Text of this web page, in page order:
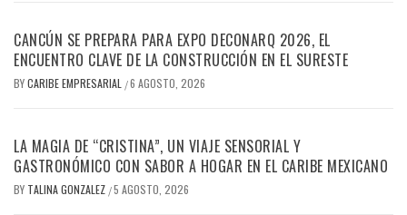
CANCÚN SE PREPARA PARA EXPO DECONARQ 2026, EL
ENCUENTRO CLAVE DE LA CONSTRUCCIÓN EN EL SURESTE
BYCARIBE EMPRESARIAL /6 AGOSTO, 2026
LA MAGIA DE “CRISTINA”, UN VIAJE SENSORIAL Y
GASTRONÓMICO CON SABOR A HOGAR EN EL CARIBE MEXICANO
BY TALINA GONZALEZ /5 AGOSTO, 2026